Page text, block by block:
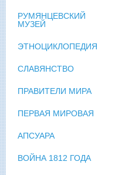
РУМЯНЦЕВСКИЙ
МУЗЕЙ
ЭТНОЦИКЛОПЕДИЯ
СЛАВЯНСТВО
ПРАВИТЕЛИ МИРА
ПЕРВАЯ МИРОВАЯ
АПСУАРА
ВОЙНА 1812 ГОДА